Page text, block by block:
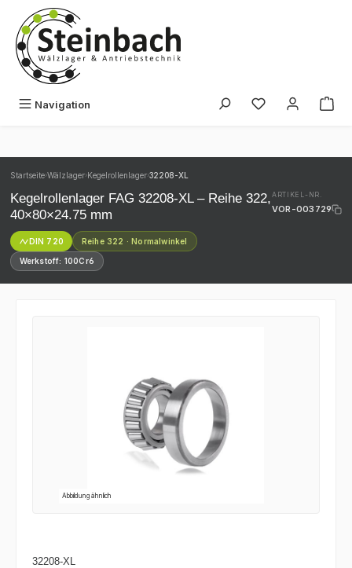
Zum Hauptinhalt springen
Navigation Du hast 0
Startseite›Wälzlager›Kegelrollenlager›32208-XL
Kegelrollenlager FAG 32208-XL – Reihe 322,
40×80×24.75 mm
DIN 720 Reihe 322 · Normalwinkel
Werkstoff: 100Cr6
ARTIKEL-NR.
VOR-003729
Abbildung ähnlich
32208-XL